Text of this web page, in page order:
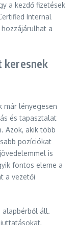
a kezdő fizetések
Internal
a
keresnek
már lényegesen
és tapasztalat
Azok, akik több
pozíciókat
is
fontos eleme a
a vezetői
alapbérből áll.